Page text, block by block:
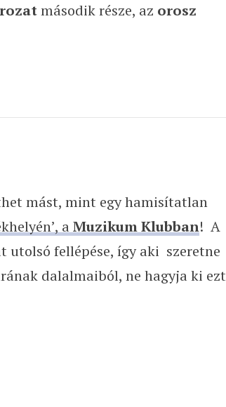
második része, az orosz
mást, mint egy hamisítatlan
a Muzikum Klubban! A
utolsó fellépése, így aki szeretne
dalalmaiból, ne hagyja ki ezt